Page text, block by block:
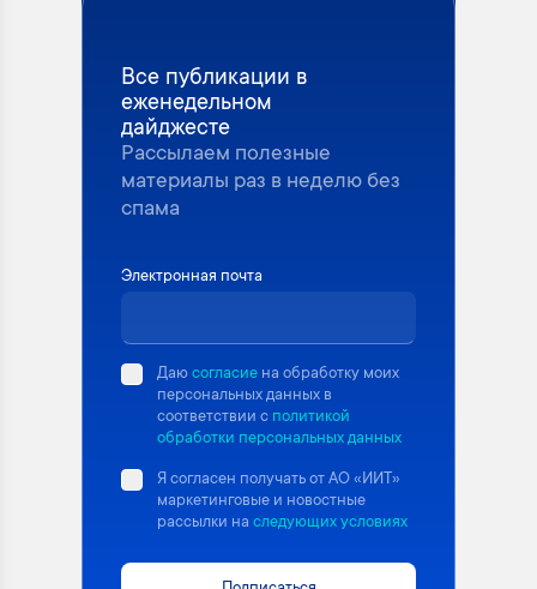
Все публикации в
еженедельном
дайджесте
Рассылаем полезные
материалы раз в неделю без
спама
Электронная почта
Даюсогласие на обработку моих
персональных данных в
соответствии с политикой
обработки персональных данных
Я согласен получать от АО «ИИТ»
маркетинговые и новостные
рассылки на следующих условиях